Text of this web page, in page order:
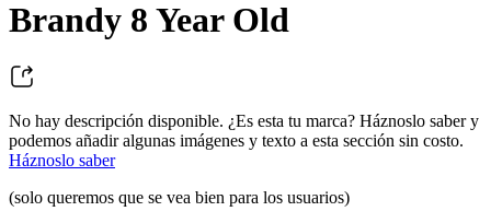
Brandy 8 Year Old
No hay descripción disponible. ¿Es esta tu marca? Háznoslo saber y
podemos añadir algunas imágenes y texto a esta sección sin costo.
Háznoslo saber
(solo queremos que se vea bien para los usuarios)